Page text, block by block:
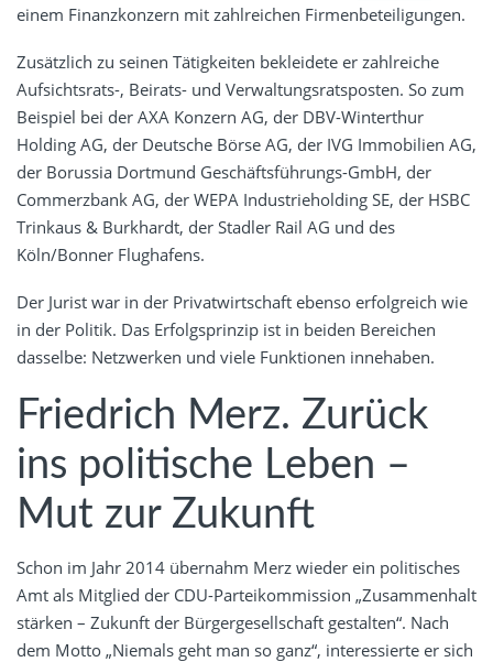
einem Finanzkonzern mit zahlreichen Firmenbeteiligungen.
Zusätzlich zu seinen Tätigkeiten bekleidete er zahlreiche
Aufsichtsrats-, Beirats- und Verwaltungsratsposten. So zum
Beispiel bei der AXA Konzern AG, der DBV-Winterthur
Holding AG, der Deutsche Börse AG, der IVG Immobilien AG,
der Borussia Dortmund Geschäftsführungs-GmbH, der
Commerzbank AG, der WEPA Industrieholding SE, der HSBC
Trinkaus & Burkhardt, der Stadler Rail AG und des
Köln/Bonner Flughafens.
Der Jurist war in der Privatwirtschaft ebenso erfolgreich wie
in der Politik. Das Erfolgsprinzip ist in beiden Bereichen
dasselbe: Netzwerken und viele Funktionen innehaben.
Friedrich Merz. Zurück
ins politische Leben –
Mut zur Zukunft
Schon im Jahr 2014 übernahm Merz wieder ein politisches
Amt als Mitglied der CDU-Parteikommission „Zusammenhalt
stärken – Zukunft der Bürgergesellschaft gestalten“. Nach
dem Motto „Niemals geht man so ganz“, interessierte er sich